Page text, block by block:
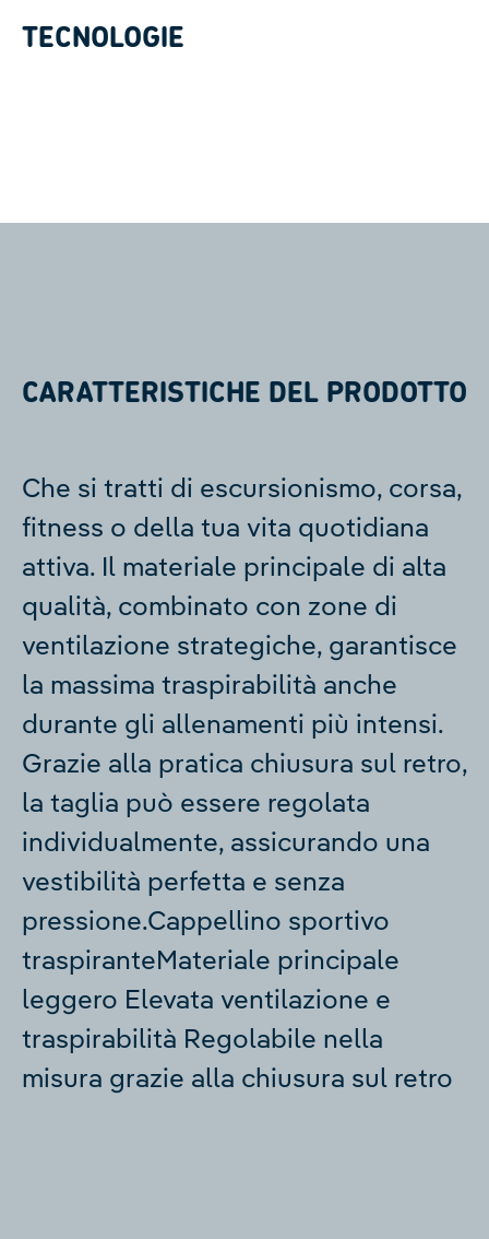
TECNOLOGIE
CARATTERISTICHE DEL PRODOTTO
Che si tratti di escursionismo, corsa,
fitness o della tua vita quotidiana
attiva. Il materiale principale di alta
qualità, combinato con zone di
ventilazione strategiche, garantisce
la massima traspirabilità anche
durante gli allenamenti più intensi.
Grazie alla pratica chiusura sul retro,
la taglia può essere regolata
individualmente, assicurando una
vestibilità perfetta e senza
pressione.Cappellino sportivo
traspiranteMateriale principale
leggero Elevata ventilazione e
traspirabilità Regolabile nella
misura grazie alla chiusura sul retro